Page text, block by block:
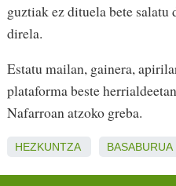
guztiak ez dituela bete
direla.
Estatu mailan, gainera,
plataforma beste
Nafarroan atzoko greba.
HEZKUNTZA BASABURUA